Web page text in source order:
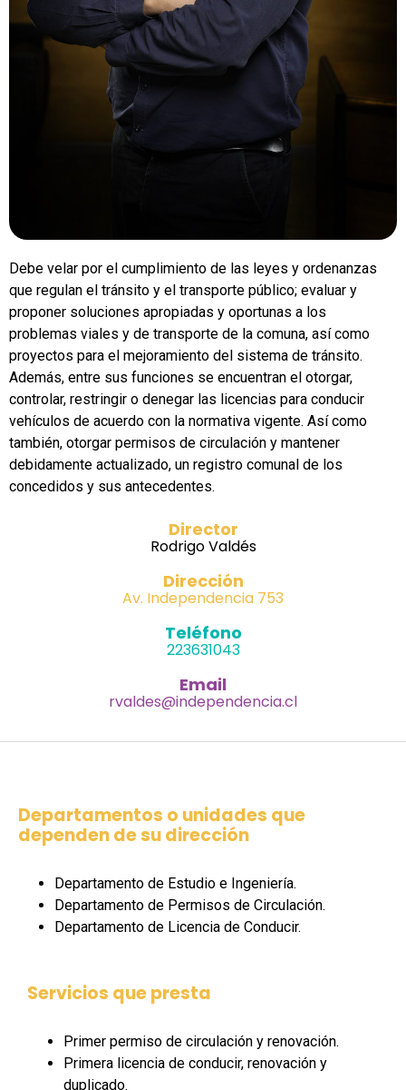
Debe velar por el cumplimiento de las leyes y ordenanzas
que regulan el tránsito y el transporte público; evaluar y
proponer soluciones apropiadas y oportunas a los
problemas viales y de transporte de la comuna, así como
proyectos para el mejoramiento del sistema de tránsito.
Además, entre sus funciones se encuentran el otorgar,
controlar, restringir o denegar las licencias para conducir
vehículos de acuerdo con la normativa vigente. Así como
también, otorgar permisos de circulación y mantener
debidamente actualizado, un registro comunal de los
concedidos y sus antecedentes.
Director
Rodrigo Valdés
Dirección
Av. Independencia 753
Teléfono
223631043
Email
rvaldes@independencia.cl
Departamentos o unidades que
dependen de su dirección
Departamento de Estudio e Ingeniería.
Departamento de Permisos de Circulación.
Departamento de Licencia de Conducir.
Servicios que presta
Primer permiso de circulación y renovación.
Primera licencia de conducir, renovación y
duplicado.